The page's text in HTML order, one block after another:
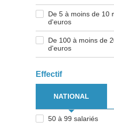
De 5 à moins de 10
d'euros
De 100 à moins de
d'euros
Effectif
NATIONAL
50 à 99 salariés